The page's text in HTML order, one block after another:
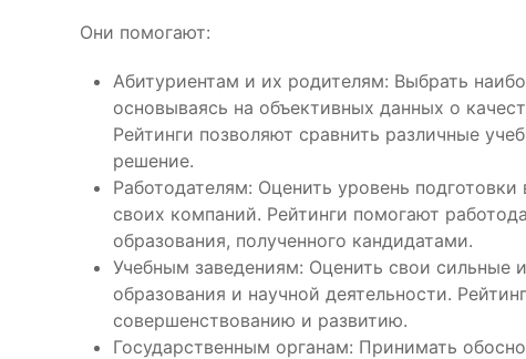
Они помогают:
Абитуриентам и их родителям: Выбрать
основываясь на объективных данных о
Рейтинги позволяют сравнить различные
решение.
Работодателям: Оценить уровень
своих компаний. Рейтинги помогают
образования, полученного кандидатами.
Учебным заведениям: Оценить свои сильные
образования и научной деятельности.
совершенствованию и развитию.
Государственным органам: Принимать